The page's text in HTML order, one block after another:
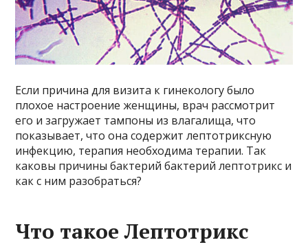
Если причина для визита к гинекологу было
плохое настроение женщины, врач рассмотрит
его и загружает тампоны из влагалища, что
показывает, что она содержит лептотриксную
инфекцию, терапия необходима терапии. Так
каковы причины бактерий бактерий лептотрикс и
как с ним разобраться?
Что такое Лептотрикс